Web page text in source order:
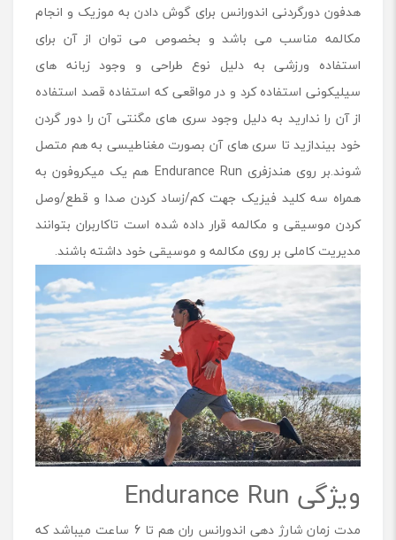
هدفون دورگردنی اندورانس برای گوش دادن به موزیک و انجام
مکالمه مناسب می باشد و بخصوص می توان از آن برای
استفاده ورزشی به دلیل نوع طراحی و وجود زبانه های
سیلیکونی استفاده کرد و در مواقعی که استفاده قصد استفاده
از آن را ندارید به دلیل وجود سری های مگنتی آن را دور گردن
خود بیندازید تا سری های آن بصورت مغناطیسی به هم متصل
شوند.بر روی هندزفری Endurance Run هم یک میکروفون به
همراه سه کلید فیزیک جهت کم/زساد کردن صدا و قطع/وصل
کردن موسیقی و مکالمه قرار داده شده است تاکاربران بتوانند
مدیریت کاملی بر روی مکالمه و موسیقی خود داشته باشند.
ویژگی Endurance Run
مدت زمان شارژ دهی اندورانس ران هم تا 6 ساعت میباشد که